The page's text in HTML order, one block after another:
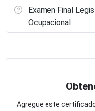
Examen Final
Ocupacional
Agregue este